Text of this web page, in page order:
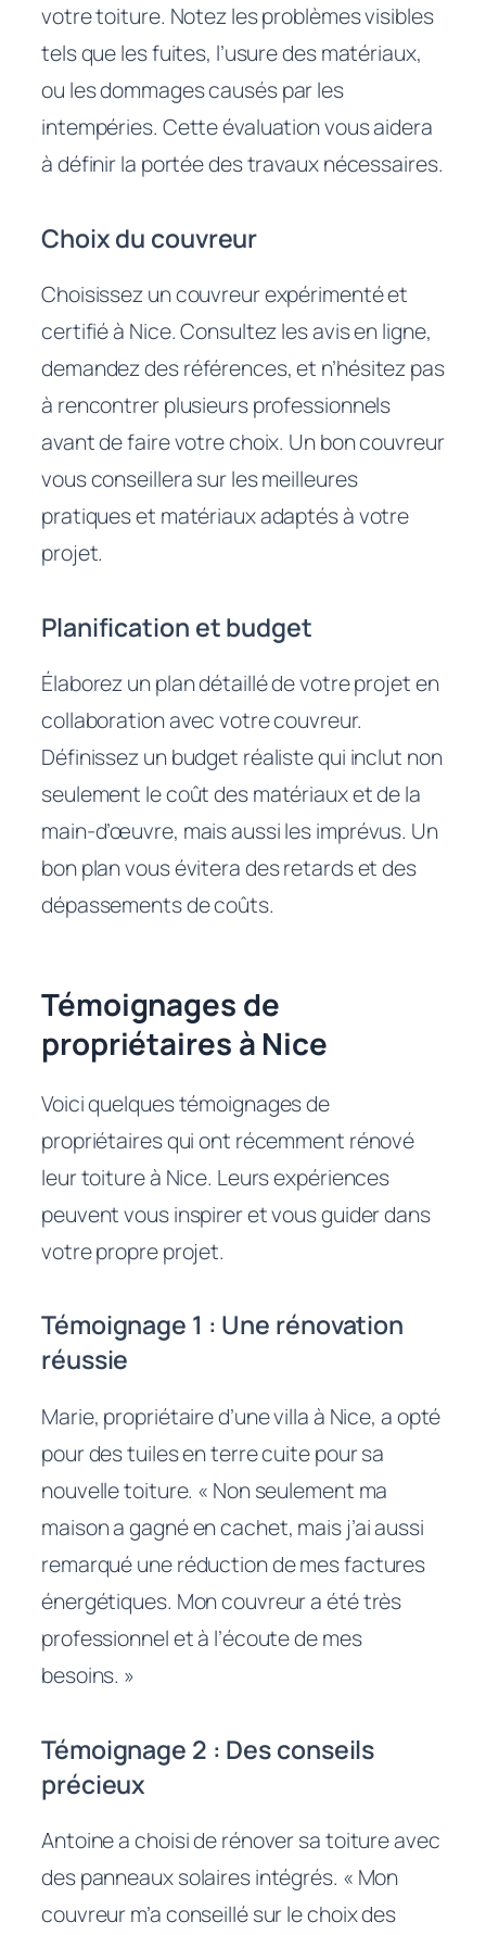
votre toiture. Notez les problèmes visibles
tels que les fuites, l’usure des matériaux,
ou les dommages causés par les
intempéries. Cette évaluation vous aidera
à définir la portée des travaux nécessaires.
Choix du couvreur
Choisissez un couvreur expérimenté et
certifié à Nice. Consultez les avis en ligne,
demandez des références, et n’hésitez pas
à rencontrer plusieurs professionnels
avant de faire votre choix. Un bon couvreur
vous conseillera sur les meilleures
pratiques et matériaux adaptés à votre
projet.
Planification et budget
Élaborez un plan détaillé de votre projet en
collaboration avec votre couvreur.
Définissez un budget réaliste qui inclut non
seulement le coût des matériaux et de la
main-d’œuvre, mais aussi les imprévus. Un
bon plan vous évitera des retards et des
dépassements de coûts.
Témoignages de
propriétaires à Nice
Voici quelques témoignages de
propriétaires qui ont récemment rénové
leur toiture à Nice. Leurs expériences
peuvent vous inspirer et vous guider dans
votre propre projet.
Témoignage 1 : Une rénovation
réussie
Marie, propriétaire d’une villa à Nice, a opté
pour des tuiles en terre cuite pour sa
nouvelle toiture. « Non seulement ma
maison a gagné en cachet, mais j’ai aussi
remarqué une réduction de mes factures
énergétiques. Mon couvreur a été très
professionnel et à l’écoute de mes
besoins. »
Témoignage 2 : Des conseils
précieux
Antoine a choisi de rénover sa toiture avec
des panneaux solaires intégrés. « Mon
couvreur m’a conseillé sur le choix des